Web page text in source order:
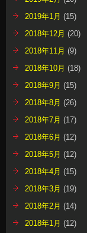
2019年1月 (15)
2018年12月 (20)
2018年11月 (9)
2018年10月 (18)
2018年9月 (15)
2018年8月 (26)
2018年7月 (17)
2018年6月 (12)
2018年5月 (12)
2018年4月 (15)
2018年3月 (19)
2018年2月 (14)
2018年1月 (12)